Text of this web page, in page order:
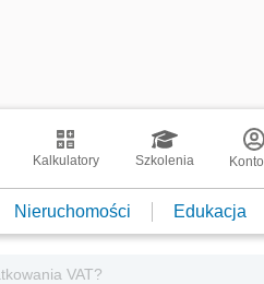
Kalkulatory Szkolenia Konto
Nieruchomości Edukacja
VAT?